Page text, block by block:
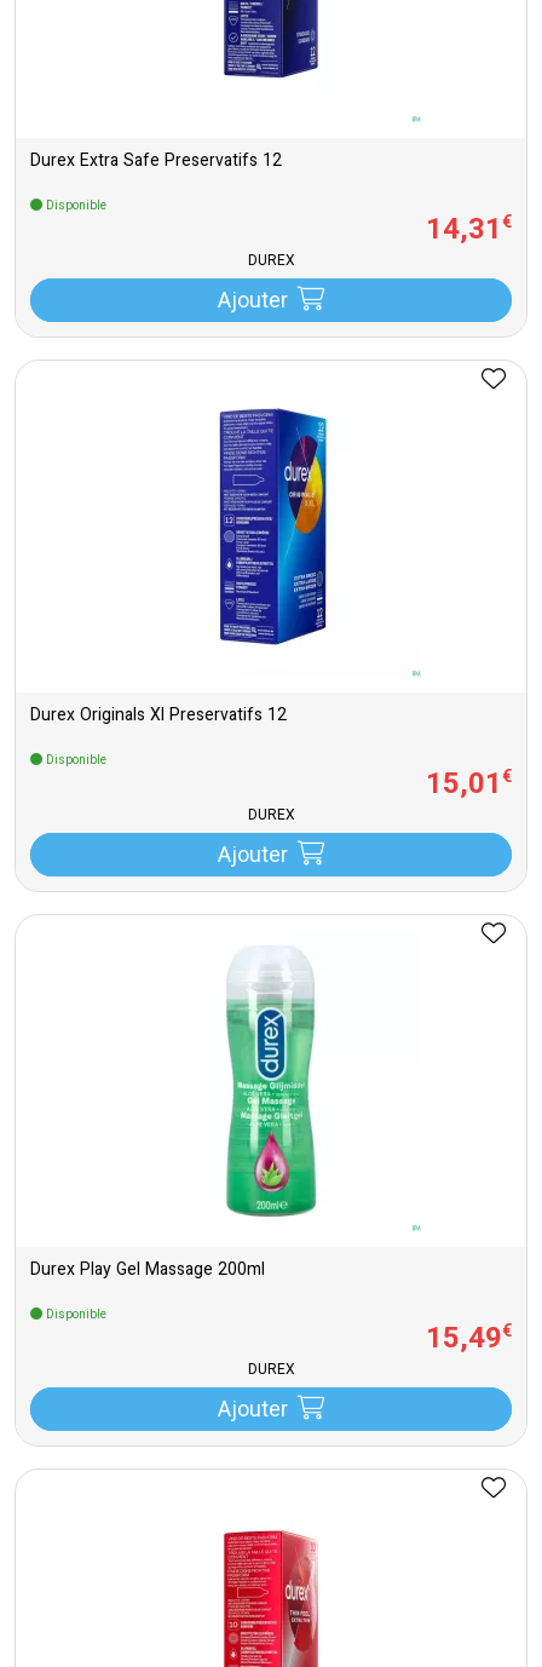
Durex Extra Safe Preservatifs 12
Disponible
14,31€
DUREX
Ajouter
Durex Originals Xl Preservatifs 12
Disponible
15,01€
DUREX
Ajouter
Durex Play Gel Massage 200ml
Disponible
15,49€
DUREX
Ajouter